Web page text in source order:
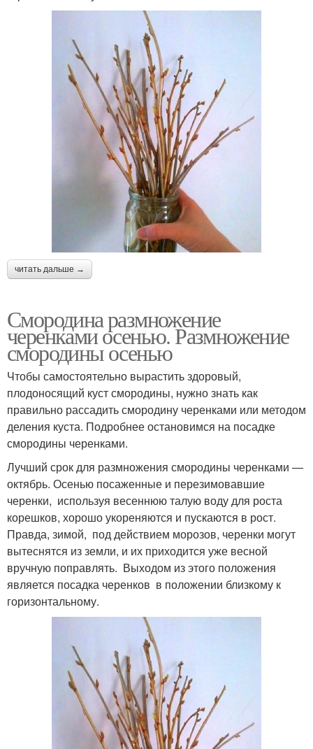
читать дальше →
Смородина размножение
черенками осенью. Размножение
смородины осенью
Чтобы самостоятельно вырастить здоровый,
плодоносящий куст смородины, нужно знать как
правильно рассадить смородину черенками или методом
деления куста. Подробнее остановимся на посадке
смородины черенками.
Лучший срок для размножения смородины черенками —
октябрь. Осенью посаженные и перезимовавшие
черенки, используя весеннюю талую воду для роста
корешков, хорошо укореняются и пускаются в рост.
Правда, зимой, под действием морозов, черенки могут
вытеснятся из земли, и их приходится уже весной
вручную поправлять. Выходом из этого положения
является посадка черенков в положении близкому к
горизонтальному.